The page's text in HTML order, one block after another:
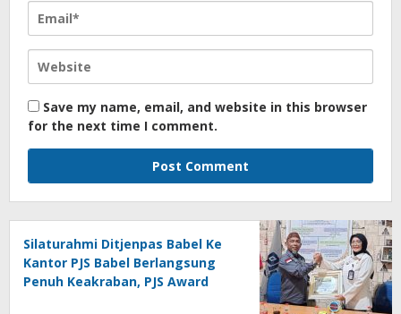
Save my name, email, and website in this browser
for the next time I comment.
Silaturahmi Ditjenpas Babel Ke
Kantor PJS Babel Berlangsung
Penuh Keakraban, PJS Award